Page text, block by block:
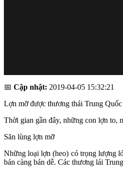
📅 Cập nhật: 2019-04-05 15:32:21
Lợn mỡ được thương thái Trung
Thời gian gần đây, những con lợn to,
Săn lùng lợn mỡ
Những loại lợn (heo) có trọng lượng
bán càng bán dễ. Các thương lái